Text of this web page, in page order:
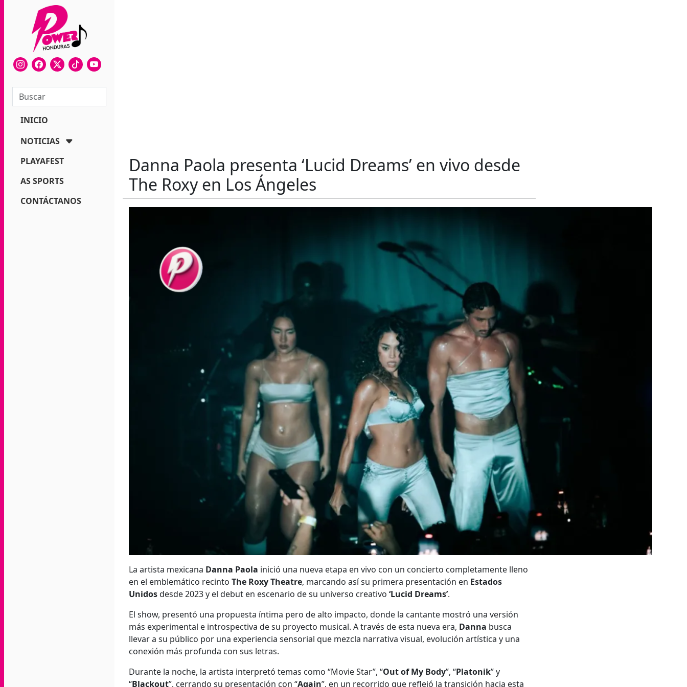
INICIO
NOTICIAS
PLAYAFEST
AS SPORTS
CONTÁCTANOS
Danna Paola presenta ‘Lucid Dreams’ en vivo desde
The Roxy en Los Ángeles
La artista mexicana Danna Paola inició una nueva etapa en vivo con un concierto completamente lleno
en el emblemático recinto The Roxy Theatre, marcando así su primera presentación en Estados
Unidosdesde 2023 y el debut en escenario de su universo creativo ‘Lucid Dreams’.
El show, presentó una propuesta íntima pero de alto impacto, donde la cantante mostró una versión
más experimental e introspectiva de su proyecto musical. A través de esta nueva era, Danna busca
llevar a su público por una experiencia sensorial que mezcla narrativa visual, evolución artística y una
conexión más profunda con sus letras.
Durante la noche, la artista interpretó temas como “Movie Star”, “Out of My Body”, “Platonik” y
“Blackout”, cerrando su presentación con “Again”, en un recorrido que reflejó la transición hacia esta